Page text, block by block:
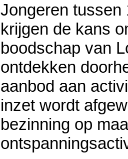
Jongeren tussen
krijgen de kans
boodschap van
ontdekken
aanbod aan
inzet wordt
bezinning op